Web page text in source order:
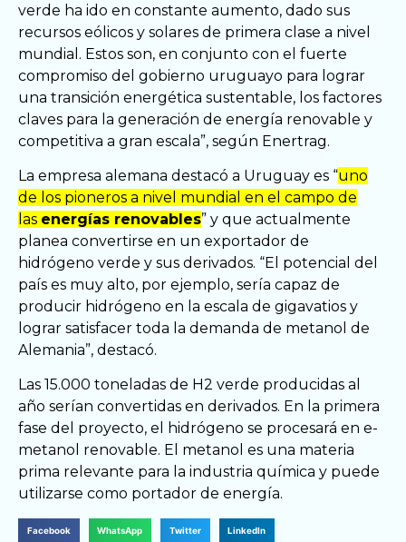
verde ha ido en constante aumento, dado sus
recursos eólicos y solares de primera clase a nivel
mundial. Estos son, en conjunto con el fuerte
compromiso del gobierno uruguayo para lograr
una transición energética sustentable, los factores
claves para la generación de energía renovable y
competitiva a gran escala”, según Enertrag.
La empresa alemana destacó a Uruguay es “uno
de los pioneros a nivel mundial en el campo de
las energías renovables” y que actualmente
planea convertirse en un exportador de
hidrógeno verde y sus derivados. “El potencial del
país es muy alto, por ejemplo, sería capaz de
producir hidrógeno en la escala de gigavatios y
lograr satisfacer toda la demanda de metanol de
Alemania”, destacó.
Las 15.000 toneladas de H2 verde producidas al
año serían convertidas en derivados. En la primera
fase del proyecto, el hidrógeno se procesará en e-
metanol renovable. El metanol es una materia
prima relevante para la industria química y puede
utilizarse como portador de energía.
Facebook WhatsApp Twitter LinkedIn